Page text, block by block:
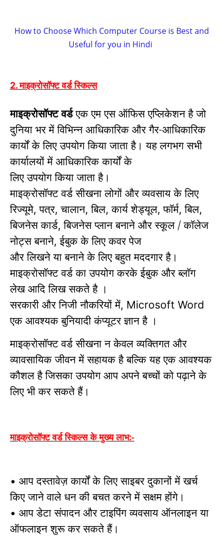
How to Choose Which Computer Course is Best and
Useful for you in Hindi
2.माइक्रोसॉफ्ट वर्ड स्किल्स
माइक्रोसॉफ्ट वर्डएक एम एस ऑफिस एप्लिकेशन है जो
दुनिया भर में विभिन्न आधिकारिक और गैर-आधिकारिक
कार्यों के लिए उपयोग किया जाता है। यह लगभग सभी
कार्यालयों में आधिकारिक कार्यों के
लिए उपयोग किया जाता है।
माइक्रोसॉफ्ट वर्ड सीखना लोगों और व्यवसाय के लिए
रिज्यूमे,पत्र,चालान,बिल,कार्य शेड्यूल,फॉर्म,बिल,
बिजनेस कार्ड,बिजनेस प्लान बनाने और स्कूल / कॉलेज
नोट्स बनाने,ईबुक के लिए कवर पेज
और लिखने या बनाने के लिए बहुत मददगार है।
माइक्रोसॉफ्ट वर्ड का उपयोग करके ईबुक और ब्लॉग
लेख आदि लिख सकते है ।
सरकारी और निजी नौकरियों में, Microsoft Word
एक आवश्यक बुनियादी कंप्यूटर ज्ञान है ।
माइक्रोसॉफ्ट वर्ड सीखना न केवल व्यक्तिगत और
व्यावसायिक जीवन में सहायक है बल्कि यह एक आवश्यक
कौशल है जिसका उपयोग आप अपने बच्चों को पढ़ाने के
लिए भी कर सकते हैं।
माइक्रोसॉफ्ट वर्ड स्किल्स के मुख्य लाभ:-
• आप दस्तावेज़ कार्यों के लिए साइबर दुकानों में खर्च
किए जाने वाले धन की बचत करने में सक्षम होंगे।
• आप डेटा संपादन और टाइपिंग व्यवसाय ऑनलाइन या
ऑफलाइन शुरू कर सकते हैं।